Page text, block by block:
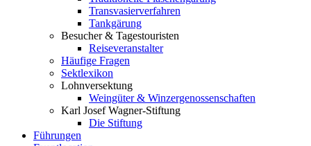
Transvasierverfahren
Tankgärung
Besucher & Tagestouristen
Reiseveranstalter
Häufige Fragen
Sektlexikon
Lohnversektung
Weingüter & Winzergenossenschaften
Karl Josef Wagner-Stiftung
Die Stiftung
Führungen